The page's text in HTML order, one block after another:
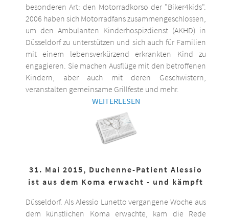
besonderen Art: den Motorradkorso der "Biker4kids".
2006 haben sich Motorradfans zusammengeschlossen,
um den Ambulanten Kinderhospizdienst (AKHD) in
Düsseldorf zu unterstützen und sich auch für Familien
mit einem lebensverkürzend erkrankten Kind zu
engagieren. Sie machen Ausflüge mit den betroffenen
Kindern, aber auch mit deren Geschwistern,
veranstalten gemeinsame Grillfeste und mehr.
WEITERLESEN
31. Mai 2015, Duchenne-Patient Alessio
ist aus dem Koma erwacht - und kämpft
Düsseldorf. Als Alessio Lunetto vergangene Woche aus
dem künstlichen Koma erwachte, kam die Rede